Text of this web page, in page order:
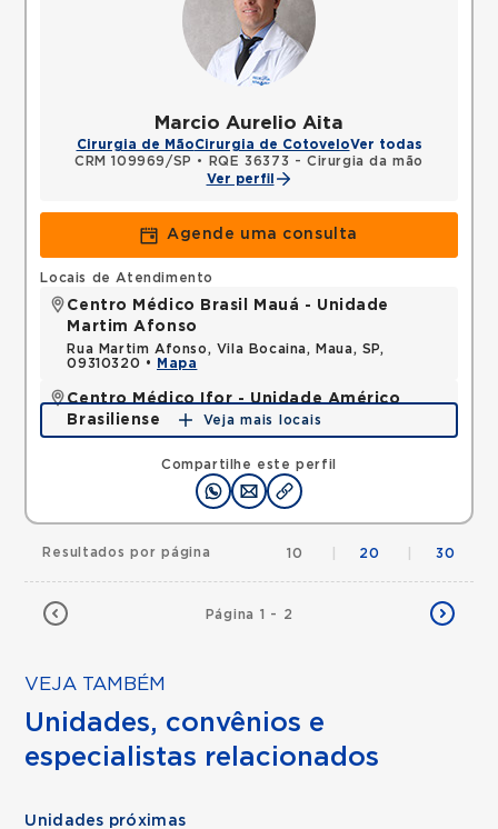
Marcio Aurelio Aita
Cirurgia de MãoCirurgia de CotoveloVer todas
CRM 109969/SP •
RQE 36373 - Cirurgia da mão
Ver perfil
Agende uma consulta
Compartilhe este perfil
Locais de Atendimento
Centro Médico Brasil Mauá - Unidade
Martim Afonso
Rua Martim Afonso, Vila Bocaina, Maua, SP,
09310320 •
Mapa
Centro Médico Ifor - Unidade Américo
Brasiliense
Rua Americo Brasiliense, Centro, Sao Bernardo do
Campo, SP, 09715021 •
Mapa
Veja mais locais
Página 1 - 2
Resultados por página 10 20 30
VEJA TAMBÉM
Unidades, convênios e
especialistas relacionados
Unidades próximas